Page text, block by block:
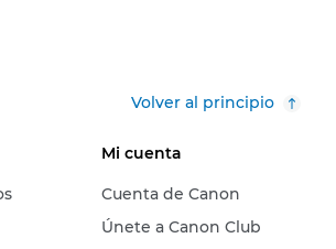
Volver al principio
Mi cuenta
Cuenta de Canon
Únete a Canon Club